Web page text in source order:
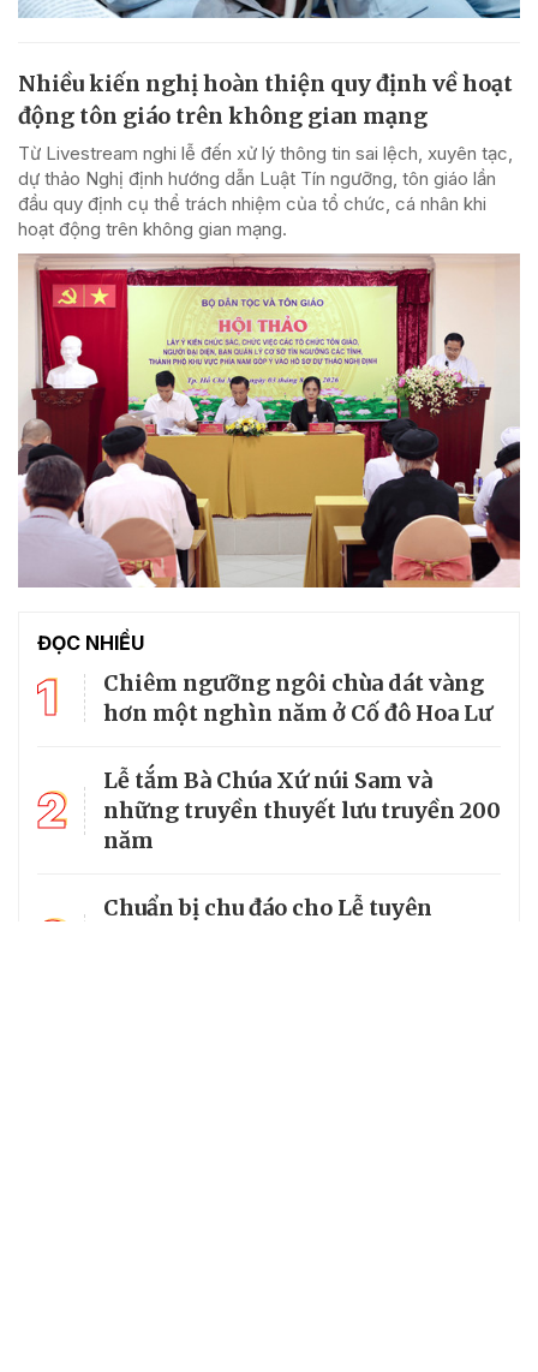
Nhiều kiến nghị hoàn thiện quy định về hoạt
động tôn giáo trên không gian mạng
Từ Livestream nghi lễ đến xử lý thông tin sai lệch, xuyên tạc,
dự thảo Nghị định hướng dẫn Luật Tín ngưỡng, tôn giáo lần
đầu quy định cụ thể trách nhiệm của tổ chức, cá nhân khi
hoạt động trên không gian mạng.
ĐỌC NHIỀU
1
Chiêm ngưỡng ngôi chùa dát vàng
hơn một nghìn năm ở Cố đô Hoa Lư
2
Lễ tắm Bà Chúa Xứ núi Sam và
những truyền thuyết lưu truyền 200
năm
3
Chuẩn bị chu đáo cho Lễ tuyên